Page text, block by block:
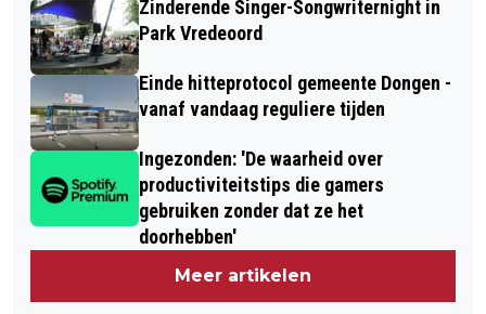
Zinderende Singer-Songwriternight in
Park Vredeoord
Einde hitteprotocol gemeente Dongen -
vanaf vandaag reguliere tijden
Ingezonden: 'De waarheid over
productiviteitstips die gamers
gebruiken zonder dat ze het
doorhebben'
Meer artikelen